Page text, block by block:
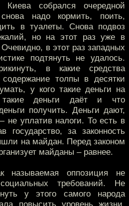
собрался очередной
надо кормить, поить,
в туалеты. Снова подвоз
но на этот раз уже в
в этот раз западных
подтянуть не удалось.
в какие средства
толпы в десятки
у кого такие деньги на
деньги даёт и что
получить. Деньги дают,
не уплатив налоги. То есть в
государство, за законность
на майдан. Перед законом
майданы – равнее.
называемая оппозиция не
требований. Не
у этого самого народа